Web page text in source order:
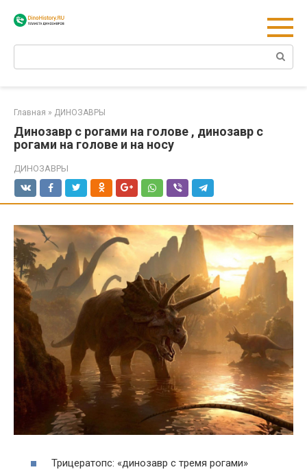
Главная » ДИНОЗАВРЫ
Динозавр с рогами на голове , динозавр с
рогами на голове и на носу
ДИНОЗАВРЫ
Трицератопс: «динозавр с тремя рогами»